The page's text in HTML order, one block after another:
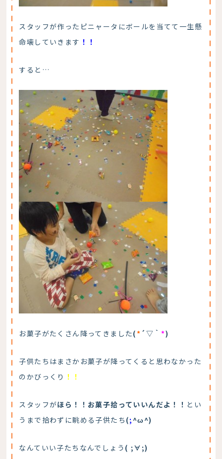
スタッフが作ったピニャータにボールを当てて一生懸
命壊していきます ！！
すると…
お菓子がたくさん降ってきました(* ´▽｀*)
子供たちはまさかお菓子が降ってくると思わなかった
のかびっくり ！！
スタッフがほら！！お菓子拾っていいんだよ！！ とい
うまで拾わずに眺める子供たち (; ^ω^)
なんていい子たちなんでしょう ( ;∀;)